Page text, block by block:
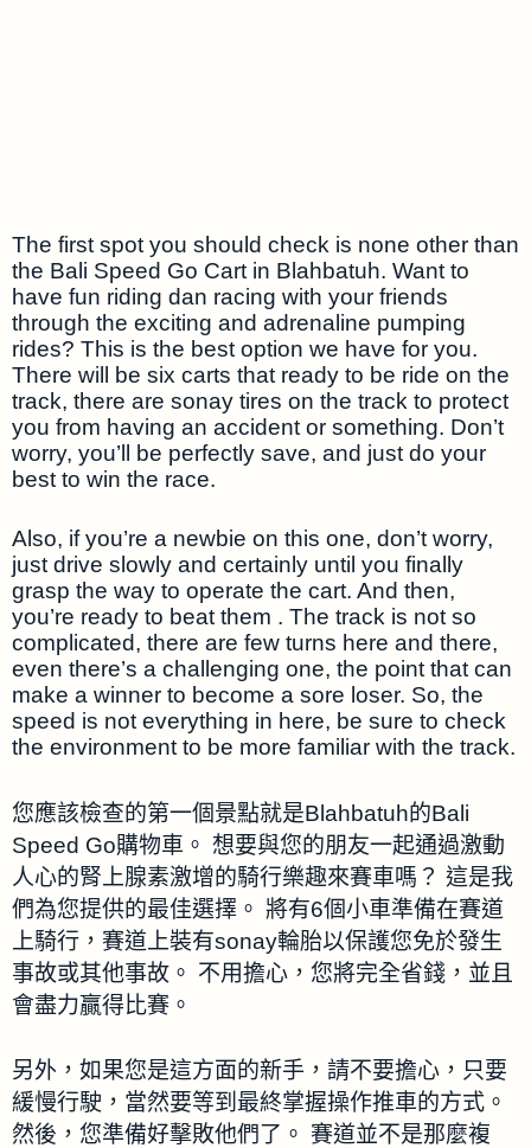
The first spot you should check is none other than
the Bali Speed Go Cart in Blahbatuh. Want to
have fun riding dan racing with your friends
through the exciting and adrenaline pumping
rides? This is the best option we have for you.
There will be six carts that ready to be ride on the
track, there are sonay tires on the track to protect
you from having an accident or something. Don’t
worry, you’ll be perfectly save, and just do your
best to win the race.
Also, if you’re a newbie on this one, don’t worry,
just drive slowly and certainly until you finally
grasp the way to operate the cart. And then,
you’re ready to beat them . The track is not so
complicated, there are few turns here and there,
even there’s a challenging one, the point that can
make a winner to become a sore loser. So, the
speed is not everything in here, be sure to check
the environment to be more familiar with the track.
您應該檢查的第一個景點就是Blahbatuh的Bali
Speed Go購物車。 想要與您的朋友一起通過激動
人心的腎上腺素激增的騎行樂趣來賽車嗎？ 這是我
們為您提供的最佳選擇。 將有6個小車準備在賽道
上騎行，賽道上裝有sonay輪胎以保護您免於發生
事故或其他事故。 不用擔心，您將完全省錢，並且
會盡力贏得比賽。
另外，如果您是這方面的新手，請不要擔心，只要
緩慢行駛，當然要等到最終掌握操作推車的方式。
然後，您準備好擊敗他們了。 賽道並不是那麼複